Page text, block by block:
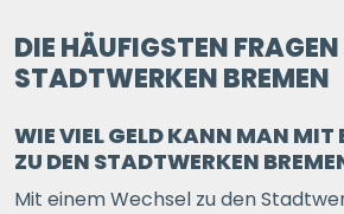
DIE HÄUFIGSTEN
STADTWERKEN BREMEN
WIE VIEL GELD KANN MAN MIT
ZU DEN STADTWERKEN
Mit einem Wechsel zu den